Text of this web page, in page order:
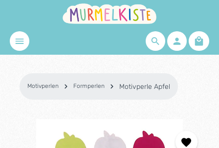
Zum Hauptinhalt springen
Motivperlen Formperlen Motivperle Apfel